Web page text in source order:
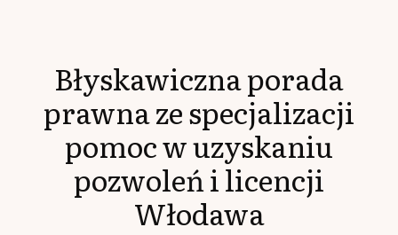
Błyskawiczna porada
prawna ze specjalizacji
pomoc w uzyskaniu
pozwoleń i licencji
Włodawa